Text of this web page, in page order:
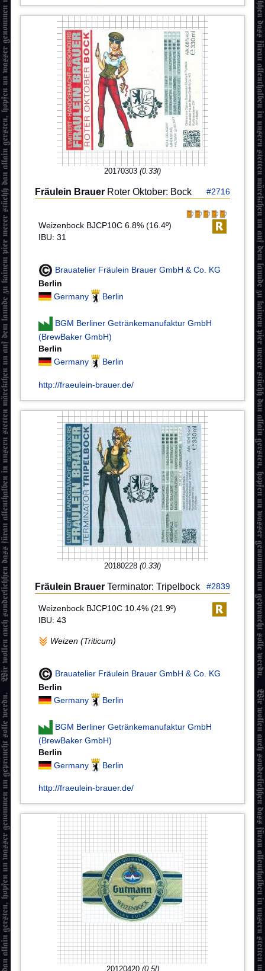
20170303 (0.33l)
Fräulein Brauer Roter Oktober: Bock #2716
Weizenbock BJCP10C 6.8% (16.4º)
IBU: 31
Brauatelier Fräulein Brauer GmbH & Co. KG
Berlin
Germany
Berlin
BGM Berliner Getränkemanufaktur GmbH
(BrewBaker GmbH)
Berlin
Germany
Berlin
http://fraeulein-brauer.de/
20180228 (0.33l)
Fräulein Brauer Terminator: Tripelbock #2839
Weizenbock BJCP10C 10.4% (21.9º)
IBU: 43
Weizen (Triticum)
Brauatelier Fräulein Brauer GmbH & Co. KG
Berlin
Germany
Berlin
BGM Berliner Getränkemanufaktur GmbH
(BrewBaker GmbH)
Berlin
Germany
Berlin
http://fraeulein-brauer.de/
20120420 (0.5l)